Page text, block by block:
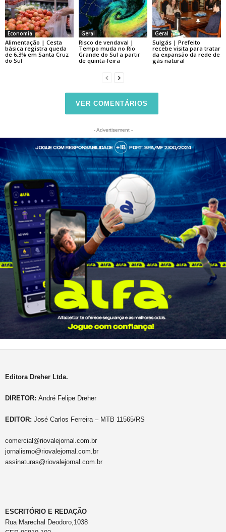
Economia
Alimentação | Cesta
básica registra queda
de 6,3% em Santa Cruz
do Sul
Geral
Risco de vendaval |
Tempo muda no Rio
Grande do Sul a partir
de quinta-feira
Geral
Sulgás | Prefeito
recebe visita para tratar
da expansão da rede de
gás natural
VER COMENTÁRIOS
- Advertisement -
Editora Dreher Ltda.
DIRETOR: André Felipe Dreher
EDITOR: José Carlos Ferreira – MTB 11565/RS
comercial@riovalejornal.com.br
jornalismo@riovalejornal.com.br
assinaturas@riovalejornal.com.br
ESCRITÓRIO E REDAÇÃO
Rua Marechal Deodoro,1038